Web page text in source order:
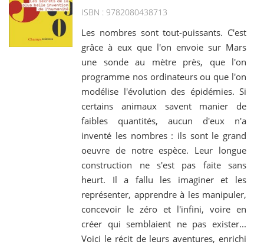
ISBN : 9782080438713
Les nombres sont tout-puissants. C'est
grâce à eux que l'on envoie sur Mars
une sonde au mètre près, que l'on
programme nos ordinateurs ou que l'on
modélise l'évolution des épidémies. Si
certains animaux savent manier de
faibles quantités, aucun d'eux n'a
inventé les nombres : ils sont le grand
oeuvre de notre espèce. Leur longue
construction ne s'est pas faite sans
heurt. Il a fallu les imaginer et les
représenter, apprendre à les manipuler,
concevoir le zéro et l'infini, voire en
créer qui semblaient ne pas exister...
Voici le récit de leurs aventures, enrichi